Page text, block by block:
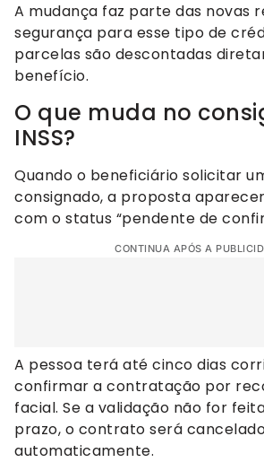
A mudança faz parte das novas
segurança para esse tipo de
parcelas são descontadas
benefício.
O que muda no
INSS?
Quando o beneficiário solicitar
consignado, a proposta
com o status “pendente de
CONTINUA APÓS A
A pessoa terá até cinco dias
confirmar a contratação por
facial. Se a validação não for
prazo, o contrato será
automaticamente.